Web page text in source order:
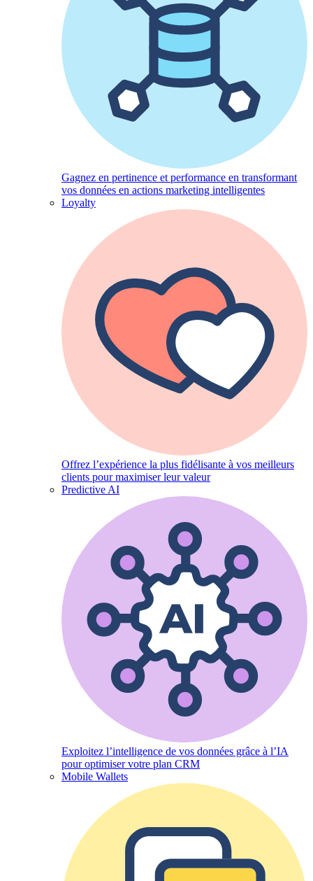
Gagnez en pertinence et performance en transformant
vos données en actions marketing intelligentes
Loyalty
Offrez l’expérience la plus fidélisante à vos meilleurs
clients pour maximiser leur valeur
Predictive AI
Exploitez l’intelligence de vos données grâce à l’IA
pour optimiser votre plan CRM
Mobile Wallets